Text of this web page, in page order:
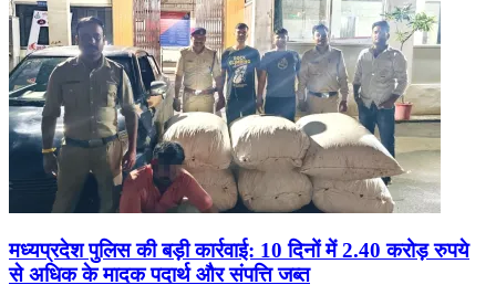
मध्यप्रदेश पुलिस की बड़ी कार्रवाई: 10 दिनों में 2.40 करोड़ रुपये
से अधिक के मादक पदार्थ और संपत्ति जब्त